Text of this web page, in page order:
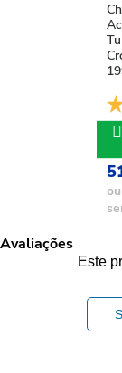
ou
Avaliações
Este